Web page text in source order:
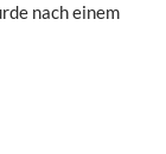
nach einem